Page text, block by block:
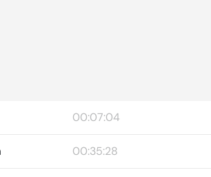
00:07:04
00:35:28